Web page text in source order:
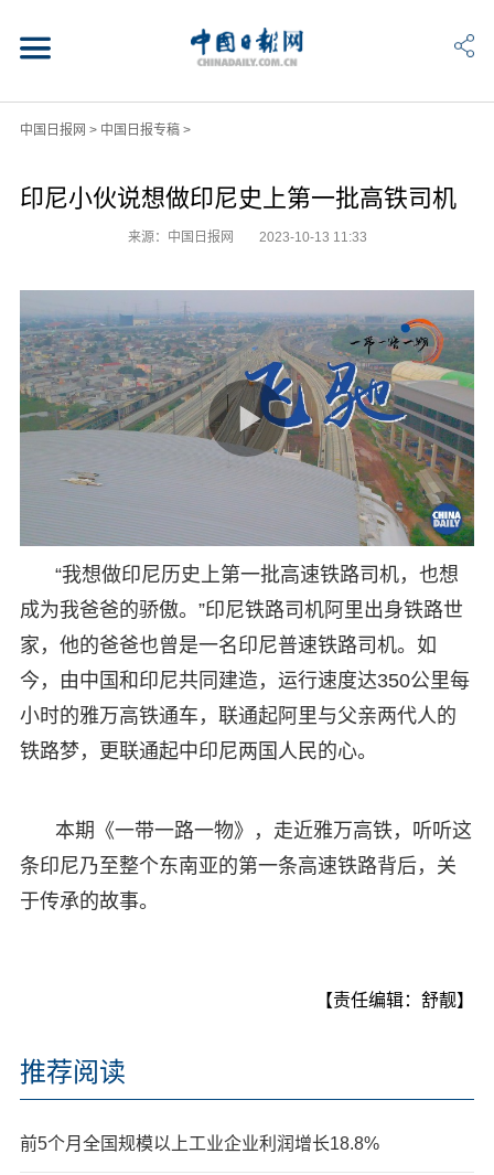
中国日报网 > 中国日报专稿>
印尼小伙说想做印尼史上第一批高铁司机
来源：中国日报网 2023-10-13 11:33
“我想做印尼历史上第一批高速铁路司机，也想
成为我爸爸的骄傲。”印尼铁路司机阿里出身铁路世
家，他的爸爸也曾是一名印尼普速铁路司机。如
今，由中国和印尼共同建造，运行速度达350公里每
小时的雅万高铁通车，联通起阿里与父亲两代人的
铁路梦，更联通起中印尼两国人民的心。
本期《一带一路一物》，走近雅万高铁，听听这
条印尼乃至整个东南亚的第一条高速铁路背后，关
于传承的故事。
【责任编辑：舒靓】
推荐阅读
前5个月全国规模以上工业企业利润增长18.8%